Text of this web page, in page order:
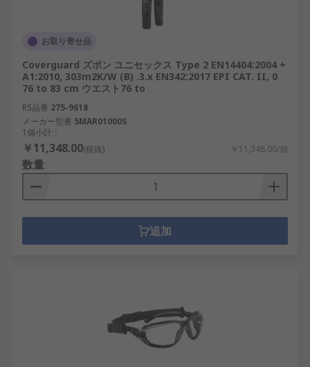
お取り寄せ品
Coverguard ズボン ユニセックス Type 2 EN14404:2004 +
A1:2010, 303m2K/W (B) .3.x EN342:2017 EPI CAT. II, 0
76 to 83 cm ウエスト76 to
RS品番 275-9618
メーカー型番 5MAR01000S
1個小計：
￥11,348.00(税抜) ￥11,348.00/個
数量
追加